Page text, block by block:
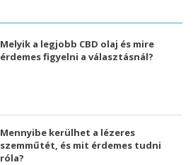
Melyik a legjobb CBD olaj és mire
érdemes figyelni a választásnál?
Mennyibe kerülhet a lézeres
szemműtét, és mit érdemes tudni
róla?